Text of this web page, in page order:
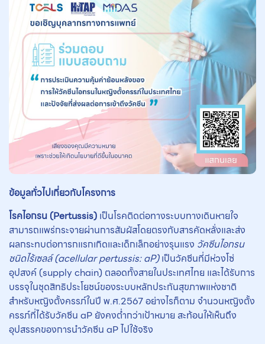
ข้อมูลทั่วไปเกี่ยวกับโครงการ
โรคไอกรน (Pertussis) เป็นโรคติดต่อทางระบบทางเดินหายใจ
สามารถแพร่กระจายผ่านการสัมผัสโดยตรงกับสารคัดหลั่งและส่ง
ผลกระทบต่อทารกแรกเกิดและเด็กเล็กอย่างรุนแรง วัคซีนไอกรน
ชนิดไร้เซลล์ (acellular pertussis: aP)เป็นวัคซีนที่มีห่วงโซ่
อุปสงค์ (supply chain) ตลอดทั้งสายในประเทศไทย และได้รับการ
บรรจุในชุดสิทธิประโยชน์ของระบบหลักประกันสุขภาพแห่งชาติ
สำหรับหญิงตั้งครรภ์ในปี พ.ศ.2567 อย่างไรก็ตาม จำนวนหญิงตั้ง
ครรภ์ที่ได้รับวัคซีน aP ยังคงต่ำกว่าเป้าหมาย สะท้อนให้เห็นถึง
อุปสรรคของการนำวัคซีน aP ไปใช้จริง